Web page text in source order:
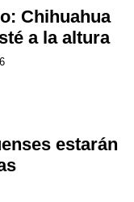
Chihuahua
a la altura
estarán